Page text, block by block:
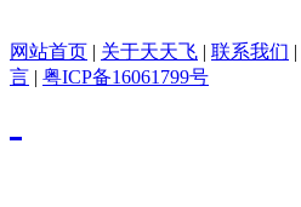
网站首页 | 关于天天飞 | 联系我们 |
言 | 粤ICP备16061799号